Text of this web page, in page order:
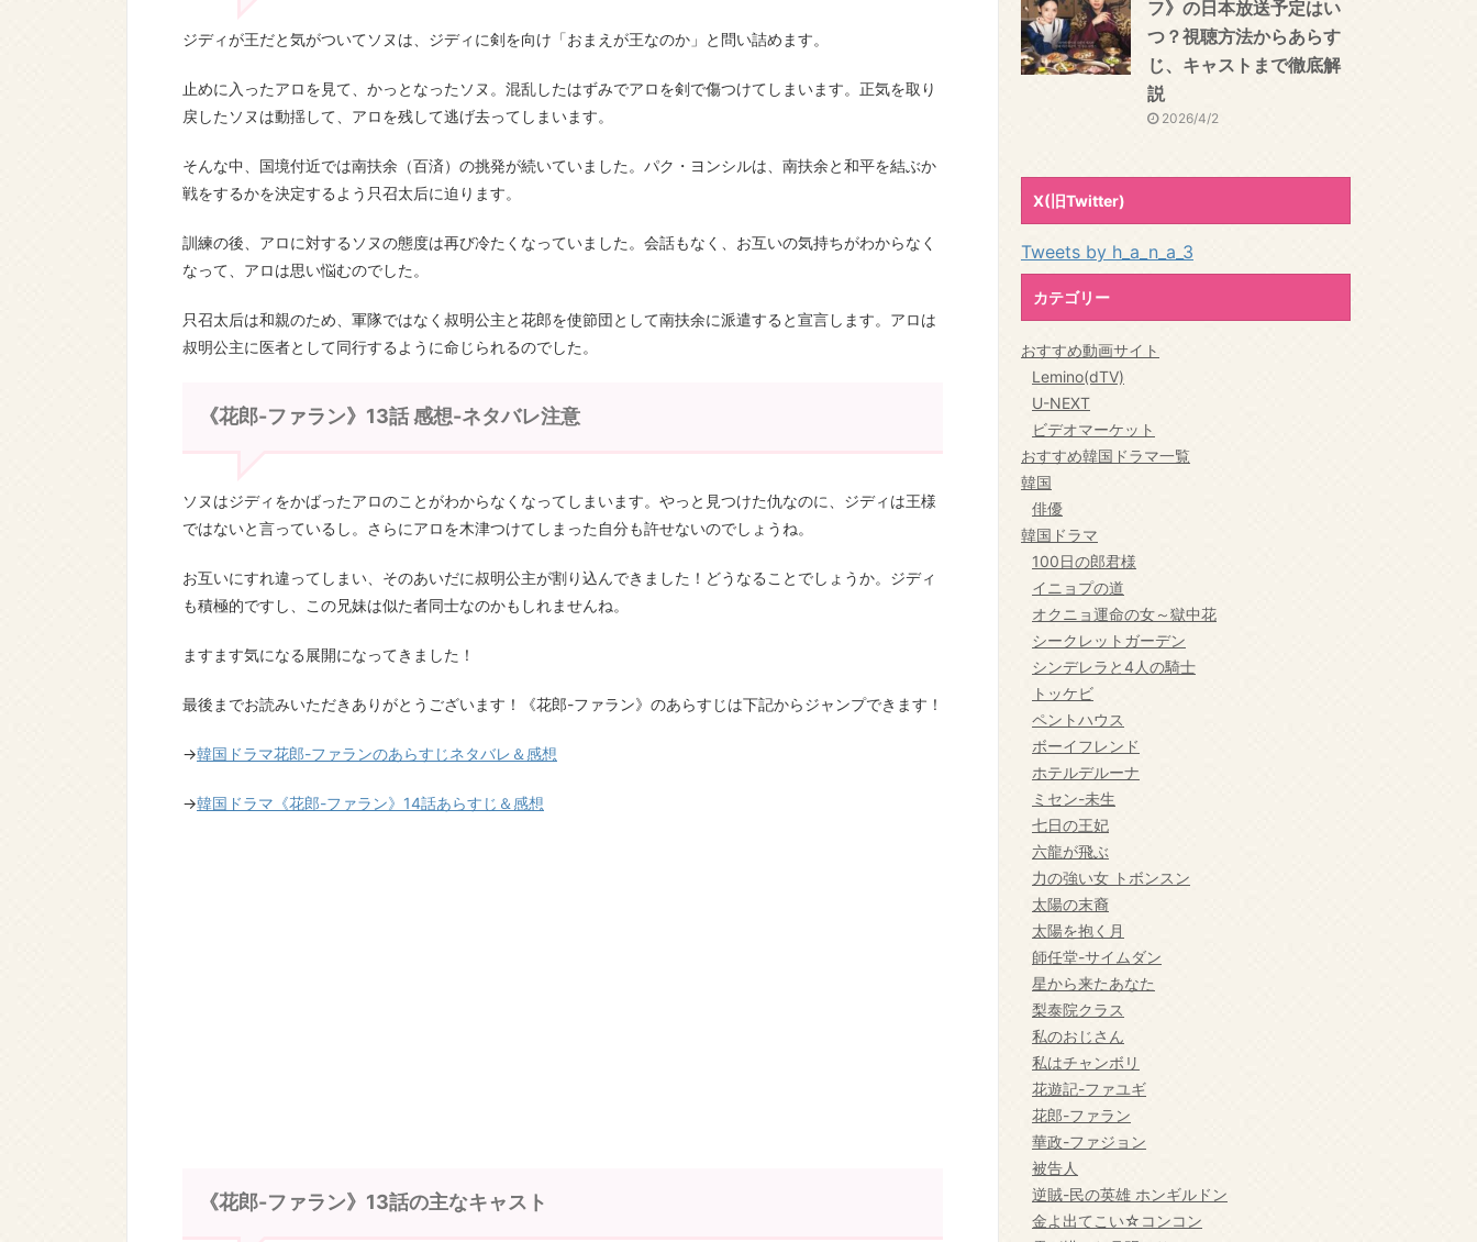
ジディが王だと気がついてソヌは、ジディに剣を向け「おまえが王なのか」と問い詰めます。
止めに入ったアロを見て、かっとなったソヌ。混乱したはずみでアロを剣で傷つけてしまいます。正気を取り
戻したソヌは動揺して、アロを残して逃げ去ってしまいます。
そんな中、国境付近では南扶余（百済）の挑発が続いていました。パク・ヨンシルは、南扶余と和平を結ぶか
戦をするかを決定するよう只召太后に迫ります。
訓練の後、アロに対するソヌの態度は再び冷たくなっていました。会話もなく、お互いの気持ちがわからなく
なって、アロは思い悩むのでした。
只召太后は和親のため、軍隊ではなく叔明公主と花郎を使節団として南扶余に派遣すると宣言します。アロは
叔明公主に医者として同行するように命じられるのでした。
《花郎-ファラン》13話 感想-ネタバレ注意
ソヌはジディをかばったアロのことがわからなくなってしまいます。やっと見つけた仇なのに、ジディは王様
ではないと言っているし。さらにアロを木津つけてしまった自分も許せないのでしょうね。
お互いにすれ違ってしまい、そのあいだに叔明公主が割り込んできました！どうなることでしょうか。ジディ
も積極的ですし、この兄妹は似た者同士なのかもしれませんね。
ますます気になる展開になってきました！
最後までお読みいただきありがとうございます！《花郎-ファラン》のあらすじは下記からジャンプできます！
→韓国ドラマ花郎-ファランのあらすじネタバレ＆感想
→韓国ドラマ《花郎-ファラン》14話あらすじ＆感想
《花郎-ファラン》13話の主なキャスト
フ》の日本放送予定はい
つ？視聴方法からあらす
じ、キャストまで徹底解
説
2026/4/2
X(旧Twitter)
Tweets by h_a_n_a_3
カテゴリー
おすすめ動画サイト
Lemino(dTV)
U-NEXT
ビデオマーケット
おすすめ韓国ドラマ一覧
韓国
俳優
韓国ドラマ
100日の郎君様
イニョプの道
オクニョ運命の女～獄中花
シークレットガーデン
シンデレラと4人の騎士
トッケビ
ペントハウス
ボーイフレンド
ホテルデルーナ
ミセン-未生
七日の王妃
六龍が飛ぶ
力の強い女 トボンスン
太陽の末裔
太陽を抱く月
師任堂-サイムダン
星から来たあなた
梨泰院クラス
私のおじさん
私はチャンボリ
花遊記-ファユギ
花郎-ファラン
華政-ファジョン
被告人
逆賊-民の英雄 ホンギルドン
金よ出てこい☆コンコン